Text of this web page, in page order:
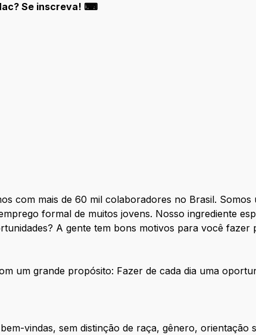
Se inscreva! ⌨
com mais de 60 mil colaboradores no Brasil. Somos
formal de muitos jovens. Nosso ingrediente
A gente tem bons motivos para você fazer
um grande propósito: Fazer de cada dia uma
vindas, sem distinção de raça, gênero, orientação